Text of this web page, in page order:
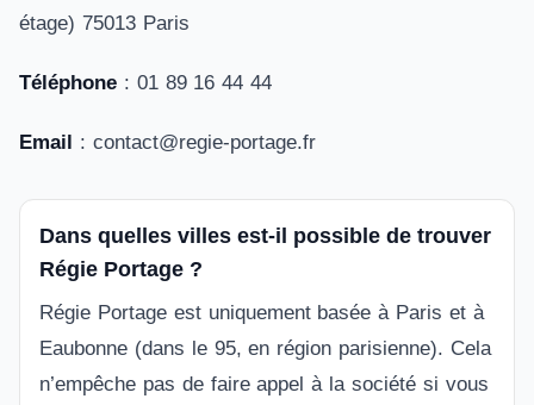
étage) 75013 Paris
Téléphone : 01 89 16 44 44
Email : contact@regie-portage.fr
Dans quelles villes est-il possible de trouver
Régie Portage ?
Régie Portage est uniquement basée à Paris et à
Eaubonne (dans le 95, en région parisienne). Cela
n’empêche pas de faire appel à la société si vous